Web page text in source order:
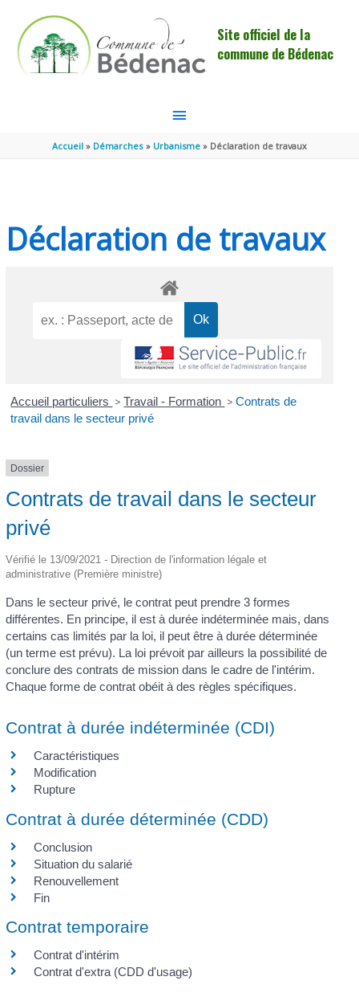
Site officiel de la
commune de Bédenac
MENU
PRINCIPAL
Accueil Démarches Urbanisme Déclaration de travaux
Déclaration de travaux
Accueil particuliers > Travail - Formation > Contrats de
travail dans le secteur privé
Dossier
Contrats de travail dans le secteur
privé
Vérifié le 13/09/2021 - Direction de l'information légale et
administrative (Première ministre)
Dans le secteur privé, le contrat peut prendre 3 formes
différentes. En principe, il est à durée indéterminée mais, dans
certains cas limités par la loi, il peut être à durée déterminée
(un terme est prévu). La loi prévoit par ailleurs la possibilité de
conclure des contrats de mission dans le cadre de l'intérim.
Chaque forme de contrat obéit à des règles spécifiques.
Contrat à durée indéterminée (CDI)
Caractéristiques
Modification
Rupture
Contrat à durée déterminée (CDD)
Conclusion
Situation du salarié
Renouvellement
Fin
Contrat temporaire
Contrat d'intérim
Contrat d'extra (CDD d'usage)